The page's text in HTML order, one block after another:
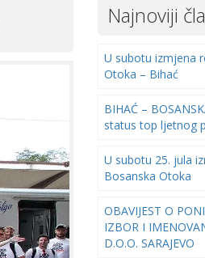
Najnoviji
U subotu izmjena
Otoka – Bihać
BIHAĆ –
status top ljetnog
U subotu 25. jula
Bosanska Otoka
OBAVIJEST O
IZBOR I
D.O.O. SARAJEVO